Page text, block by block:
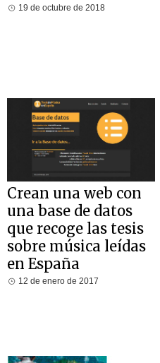
19 de octubre de 2018
Crean una web con
una base de datos
que recoge las tesis
sobre música leídas
en España
12 de enero de 2017